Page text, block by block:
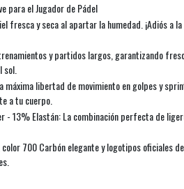
para el Jugador de Pádel
fresca y seca al apartar la humedad. ¡Adiós a
y partidos largos, garantizando
sol.
máxima libertad de movimiento en golpes y
a tu cuerpo.
- 13% Elastán: La combinación perfecta de
700 Carbón elegante y logotipos oficiales